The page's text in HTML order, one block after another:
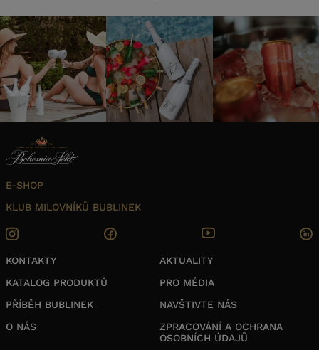
E-SHOP
KLUB MILOVNÍKŮ BUBLINEK
KONTAKTY
KATALOG PRODUKTŮ
PŘÍBĚH BUBLINEK
O NÁS
AKTUALITY
PRO MÉDIA
NAVŠTIVTE NÁS
ZPRACOVÁNÍ A OCHRANA
OSOBNÍCH ÚDAJŮ